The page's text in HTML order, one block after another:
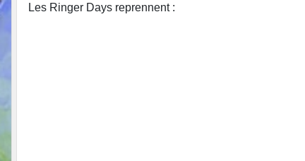
Les Ringer Days reprennent :